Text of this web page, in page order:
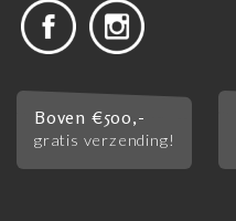
Boven €500,-
gratis verzending!